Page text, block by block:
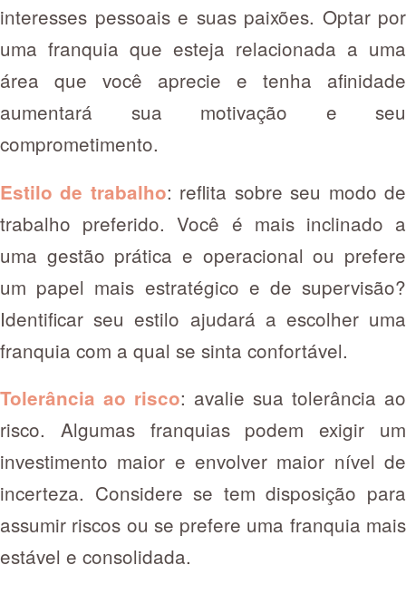
interesses pessoais e suas paixões. Optar por
uma franquia que esteja relacionada a uma
área que você aprecie e tenha afinidade
aumentará sua motivação e seu
comprometimento.
Estilo de trabalho: reflita sobre seu modo de
trabalho preferido. Você é mais inclinado a
uma gestão prática e operacional ou prefere
um papel mais estratégico e de supervisão?
Identificar seu estilo ajudará a escolher uma
franquia com a qual se sinta confortável.
Tolerância ao risco: avalie sua tolerância ao
risco. Algumas franquias podem exigir um
investimento maior e envolver maior nível de
incerteza. Considere se tem disposição para
assumir riscos ou se prefere uma franquia mais
estável e consolidada.